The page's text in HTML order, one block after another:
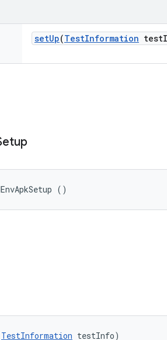
setUp(TestInformation test
()
TestInformation testInfo)